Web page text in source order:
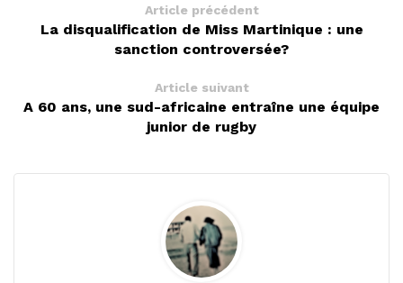
Article précédent
La disqualification de Miss Martinique : une
sanction controversée?
Article suivant
A 60 ans, une sud-africaine entraîne une équipe
junior de rugby